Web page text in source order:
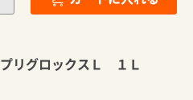
プリグロックスＬ １Ｌ